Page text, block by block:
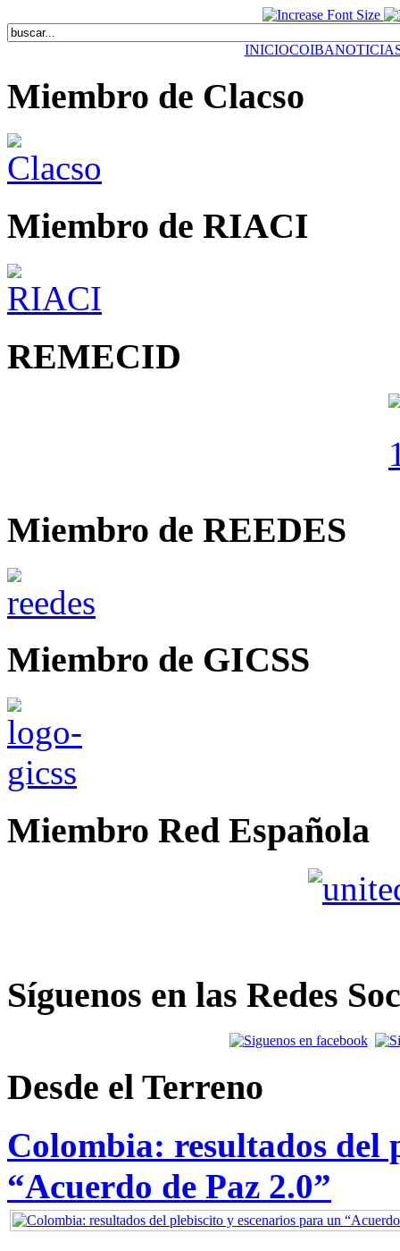
INICIOCOIBA
Miembro de Clacso
Miembro de RIACI
REMECID
Miembro de REEDES
Miembro de GICSS
Miembro Red Española
Síguenos en las Redes
Desde el Terreno
Colombia: resultados del
“Acuerdo de Paz 2.0”